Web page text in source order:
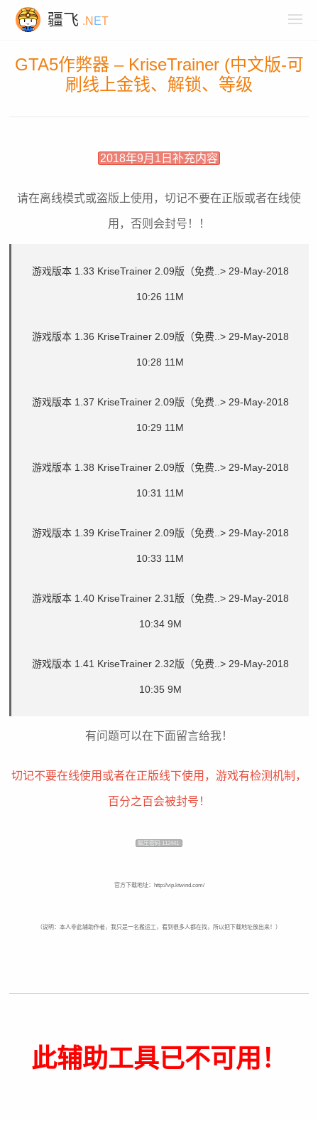
疆飞 .N ET
GTA5作弊器 – KriseTrainer (中文版-可
刷线上金钱、解锁、等级
2018年9月1日补充内容
请在离线模式或盗版上使用，切记不要在正版或者在线使
用，否则会封号！！
游戏版本 1.33 KriseTrainer 2.09版（免费..>29-May-2018
10:26 11M
游戏版本 1.36 KriseTrainer 2.09版（免费..>29-May-2018
10:28 11M
游戏版本 1.37 KriseTrainer 2.09版（免费..>29-May-2018
10:29 11M
游戏版本 1.38 KriseTrainer 2.09版（免费..>29-May-2018
10:31 11M
游戏版本 1.39 KriseTrainer 2.09版（免费..>29-May-2018
10:33 11M
游戏版本 1.40 KriseTrainer 2.31版（免费..>29-May-2018
10:34 9M
游戏版本 1.41 KriseTrainer 2.32版（免费..>29-May-2018
10:35 9M
有问题可以在下面留言给我！
切记不要在线使用或者在正版线下使用，游戏有检测机制，
百分之百会被封号！
解压密码 112441
官方下载地址：http://vip.ktwind.com/
（说明：本人非此辅助作者，我只是一名搬运工，看到很多人都在找，所以把下载地址放出来！）
此辅助工具已不可用！